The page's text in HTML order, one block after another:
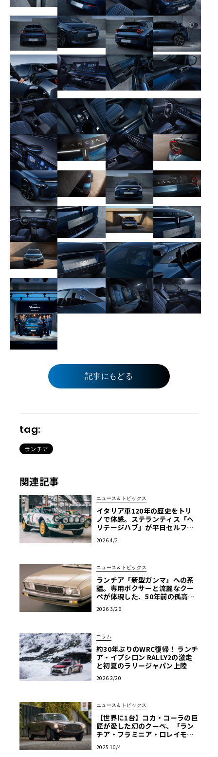
記事にもどる
tag:
ランチア
関連記事
ニュース＆トピックス
イタリア車120年の歴史をトリ
ノで体感。ステランティス「ヘ
リテージハブ」が平日セルフ見
2026 4/2
ニュース＆トピックス
ランチア「新型ガンマ」への系
譜。専用ボクサーと流麗なクー
ペが体現した、50年前の孤高の
2026 3/26
コラム
約30年ぶりのWRC復帰！ ランチ
ア・イプシロン RALLY2の激走
と初夏のラリージャパン上陸
2026 2/20
ニュース＆トピックス
【世界に1台】コカ・コーラの巨
匠が愛した幻のクーペ、「ラン
チア・フラミニア・ロレイモ」
2025 10/4